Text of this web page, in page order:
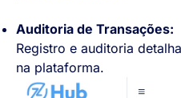
Auditoria de Transações:
Registro e auditoria
na plataforma.